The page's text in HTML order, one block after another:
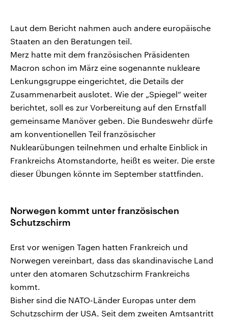
Laut dem Bericht nahmen auch andere europäische
Staaten an den Beratungen teil.
Merz hatte mit dem französischen Präsidenten
Macron schon im März eine sogenannte nukleare
Lenkungsgruppe eingerichtet, die Details der
Zusammenarbeit auslotet. Wie der „Spiegel“ weiter
berichtet, soll es zur Vorbereitung auf den Ernstfall
gemeinsame Manöver geben. Die Bundeswehr dürfe
am konventionellen Teil französischer
Nuklearübungen teilnehmen und erhalte Einblick in
Frankreichs Atomstandorte, heißt es weiter. Die erste
dieser Übungen könnte im September stattfinden.
Norwegen kommt unter französischen
Schutzschirm
Erst vor wenigen Tagen hatten Frankreich und
Norwegen vereinbart, dass das skandinavische Land
unter den atomaren Schutzschirm Frankreichs
kommt.
Bisher sind die NATO-Länder Europas unter dem
Schutzschirm der USA. Seit dem zweiten Amtsantritt